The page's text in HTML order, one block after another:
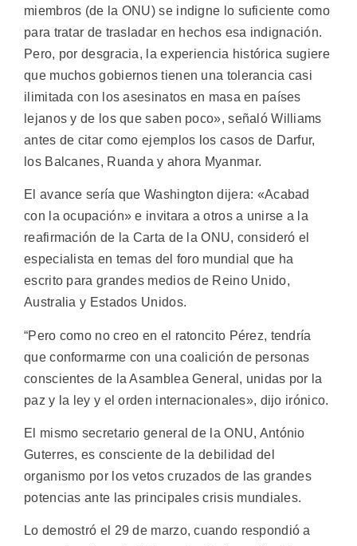
miembros (de la ONU) se indigne lo suficiente como
para tratar de trasladar en hechos esa indignación.
Pero, por desgracia, la experiencia histórica sugiere
que muchos gobiernos tienen una tolerancia casi
ilimitada con los asesinatos en masa en países
lejanos y de los que saben poco», señaló Williams
antes de citar como ejemplos los casos de Darfur,
los Balcanes, Ruanda y ahora Myanmar.
El avance sería que Washington dijera: «Acabad
con la ocupación» e invitara a otros a unirse a la
reafirmación de la Carta de la ONU, consideró el
especialista en temas del foro mundial que ha
escrito para grandes medios de Reino Unido,
Australia y Estados Unidos.
“Pero como no creo en el ratoncito Pérez, tendría
que conformarme con una coalición de personas
conscientes de la Asamblea General, unidas por la
paz y la ley y el orden internacionales», dijo irónico.
El mismo secretario general de la ONU, António
Guterres, es consciente de la debilidad del
organismo por los vetos cruzados de las grandes
potencias ante las principales crisis mundiales.
Lo demostró el 29 de marzo, cuando respondió a